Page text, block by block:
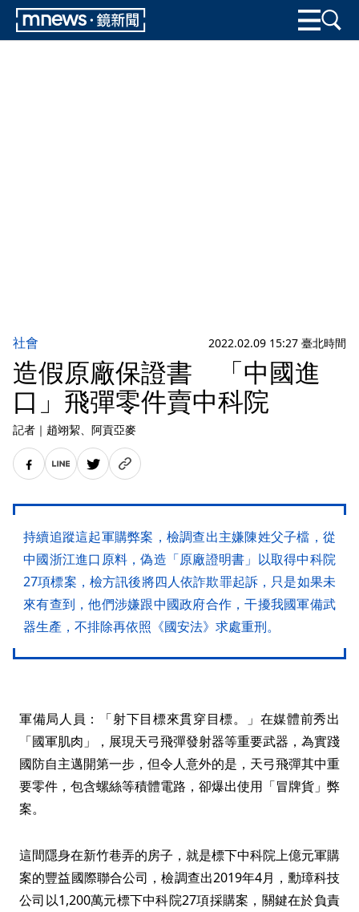
社會 2022.02.09 15:27 臺北時間
造假原廠保證書 「中國進
口」飛彈零件賣中科院
記者 ｜ 趙翊絜、阿貢亞麥
持續追蹤這起軍購弊案，檢調查出主嫌陳姓父子檔，從
中國浙江進口原料，偽造「原廠證明書」以取得中科院
27項標案，檢方訊後將四人依詐欺罪起訴，只是如果未
來有查到，他們涉嫌跟中國政府合作，干擾我國軍備武
器生產，不排除再依照《國安法》求處重刑。
軍備局人員：「射下目標來貫穿目標。」在媒體前秀出
「國軍肌肉」，展現天弓飛彈發射器等重要武器，為實踐
國防自主邁開第一步，但令人意外的是，天弓飛彈其中重
要零件，包含螺絲等積體電路，卻爆出使用「冒牌貨」弊
案。
這間隱身在新竹巷弄的房子，就是標下中科院上億元軍購
案的豐益國際聯合公司，檢調查出2019年4月，勳璋科技
公司以1,200萬元標下中科院27項採購案，關鍵在於負責